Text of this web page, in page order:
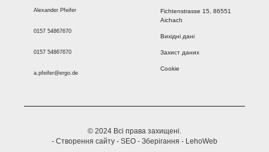
Alexander Pfeifer
0157 54867670
0157 54867670
a.pfeifer@ergo.de
Fichtenstrasse 15, 86551
Aichach
Вихідні дані
Захист даних
Cookie
© 2024 Всі права захищені.
- Створення сайту - SEO - Зберігання - LehoWeb